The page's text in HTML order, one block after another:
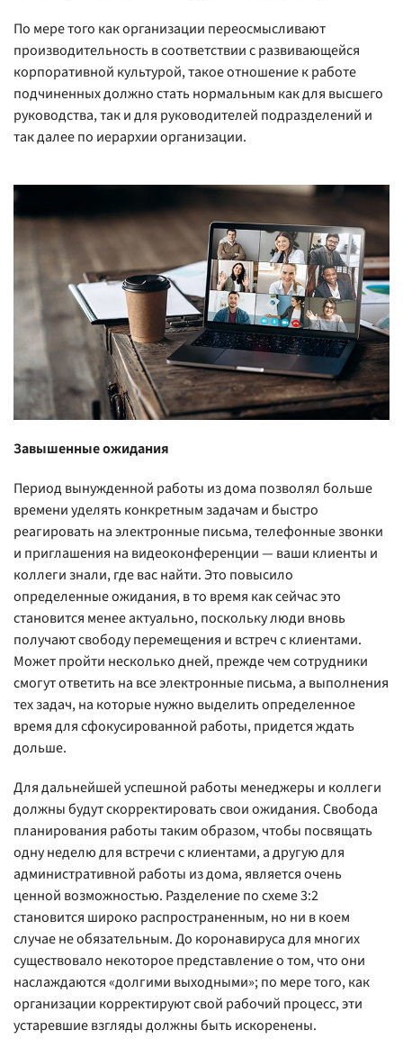
По мере того как организации переосмысливают
производительность в соответствии с развивающейся
корпоративной культурой, такое отношение к работе
подчиненных должно стать нормальным как для высшего
руководства, так и для руководителей подразделений и
так далее по иерархии организации.
Завышенные ожидания
Период вынужденной работы из дома позволял больше
времени уделять конкретным задачам и быстро
реагировать на электронные письма, телефонные звонки
и приглашения на видеоконференции — ваши клиенты и
коллеги знали, где вас найти. Это повысило
определенные ожидания, в то время как сейчас это
становится менее актуально, поскольку люди вновь
получают свободу перемещения и встреч с клиентами.
Может пройти несколько дней, прежде чем сотрудники
смогут ответить на все электронные письма, а выполнения
тех задач, на которые нужно выделить определенное
время для сфокусированной работы, придется ждать
дольше.
Для дальнейшей успешной работы менеджеры и коллеги
должны будут скорректировать свои ожидания. Свобода
планирования работы таким образом, чтобы посвящать
одну неделю для встречи с клиентами, а другую для
административной работы из дома, является очень
ценной возможностью. Разделение по схеме 3:2
становится широко распространенным, но ни в коем
случае не обязательным. До коронавируса для многих
существовало некоторое представление о том, что они
наслаждаются «долгими выходными»; по мере того, как
организации корректируют свой рабочий процесс, эти
устаревшие взгляды должны быть искоренены.